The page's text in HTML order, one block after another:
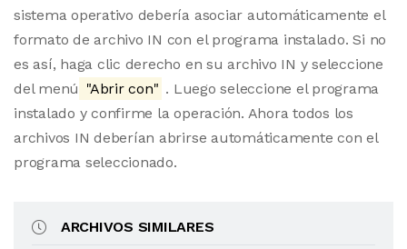
sistema operativo debería asociar automáticamente el
formato de archivo IN con el programa instalado. Si no
es así, haga clic derecho en su archivo IN y seleccione
del menú "Abrir con" . Luego seleccione el programa
instalado y confirme la operación. Ahora todos los
archivos IN deberían abrirse automáticamente con el
programa seleccionado.
ARCHIVOS SIMILARES